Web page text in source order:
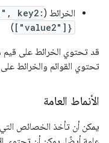
الخرائط ( key2:
["value2"]}
)
قد تحتوي الخرائط على قيم
تحتوي القوائم والخرائط
الأنماط العامة
يمكن أن تأخذ الخصائص